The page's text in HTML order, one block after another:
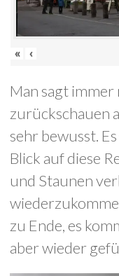
« ‹
Man sagt
zurückschauen
sehr bewusst.
Blick auf diese
und Staunen
zu Ende, es
aber wieder